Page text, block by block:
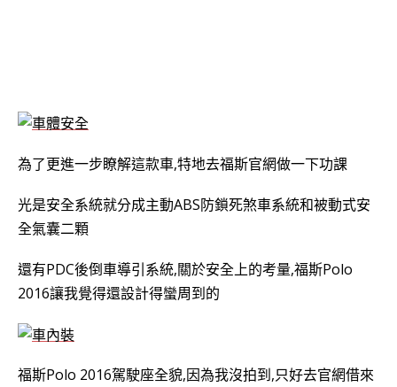
為了更進一步瞭解這款車,特地去福斯官網做一下功課
光是安全系統就分成主動ABS防鎖死煞車系統和被動式安
全氣囊二顆
還有PDC後倒車導引系統,關於安全上的考量,福斯Polo
2016讓我覺得還設計得蠻周到的
福斯Polo 2016駕駛座全貌,因為我沒拍到,只好去官網借來